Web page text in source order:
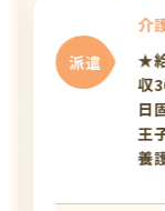
派遣
介
★
収
日
王
養